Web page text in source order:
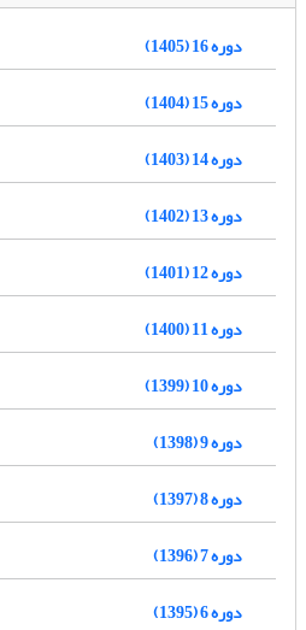
دوره 16 (1405)
دوره 15 (1404)
دوره 14 (1403)
دوره 13 (1402)
دوره 12 (1401)
دوره 11 (1400)
دوره 10 (1399)
دوره 9 (1398)
دوره 8 (1397)
دوره 7 (1396)
دوره 6 (1395)